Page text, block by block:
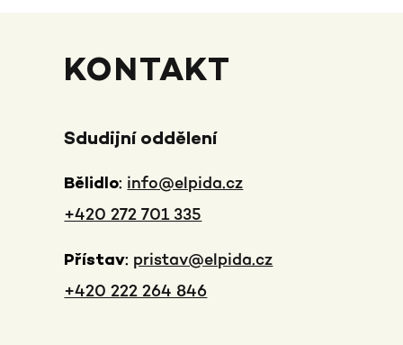
KONTAKT
Sdudijní oddělení
Bělidlo: info@elpida.cz
+420 272 701 335
Přístav: pristav@elpida.cz
+420 222 264 846